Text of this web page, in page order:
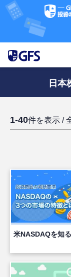
日本
1-40件を表示 /
米NASDAQを知